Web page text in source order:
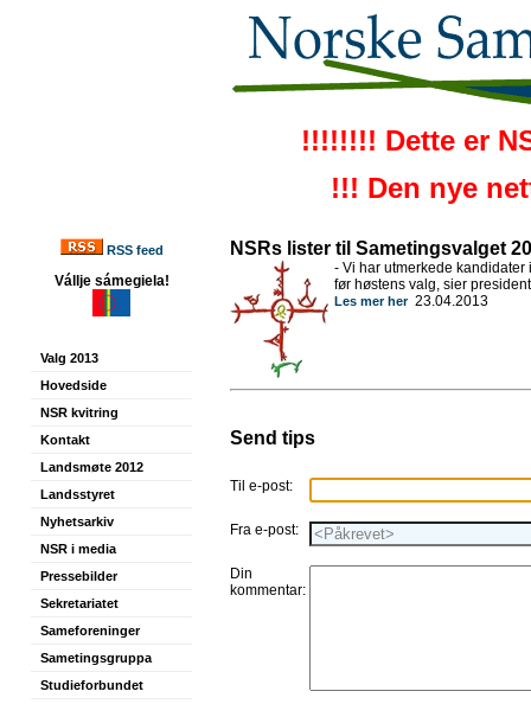
!!!!!!!! Dette er
!!! Den nye
RSS feed
Vállje sámegiela!
Valg 2013
Hovedside
NSR kvitring
Kontakt
Landsmøte 2012
Landsstyret
Nyhetsarkiv
NSR i media
Pressebilder
Sekretariatet
Sameforeninger
Sametingsgruppa
Studieforbundet
NSRs lister til Sametingsvalget
- Vi har utmerkede
før høstens valg, sier
Les mer her23.04.2013
Send tips
Til e-post:
Fra e-post:
Din
kommentar: